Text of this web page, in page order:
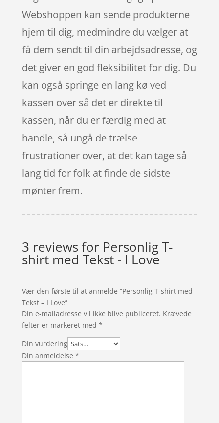
Webshoppen kan sende produkterne
hjem til dig, medmindre du vælger at
få dem sendt til din arbejdsadresse, og
det giver en god fleksibilitet for dig. Du
kan også springe en lang kø ved
kassen over så det er direkte til
kassen, når du er færdig med at
handle, så ungå de trælse
frustrationer over, at det kan tage så
lang tid for folk at finde de sidste
mønter frem.
3 reviews for Personlig T-
shirt med Tekst - I Love
Vær den første til at anmelde “Personlig T-shirt med
Tekst – I Love”
Din e-mailadresse vil ikke blive publiceret. Krævede
felter er markeret med *
Din vurdering
Din anmeldelse *